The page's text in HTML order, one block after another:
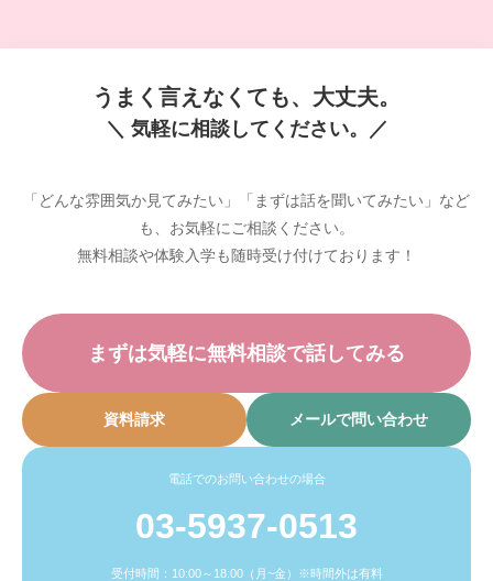
うまく言えなくても、大丈夫。
＼ 気軽に相談してください。／
「どんな雰囲気か見てみたい」「まずは話を聞いてみたい」など
も、お気軽にご相談ください。
無料相談や体験入学も随時受け付けております！
まずは気軽に無料相談で話してみる
資料請求 メールで問い合わせ
電話でのお問い合わせの場合
03-5937-0513
受付時間：10:00～18:00（月~金）※時間外は有料